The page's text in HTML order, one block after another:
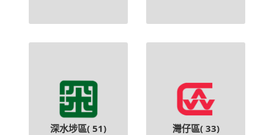
深水埗區( 51) 灣仔區( 33)